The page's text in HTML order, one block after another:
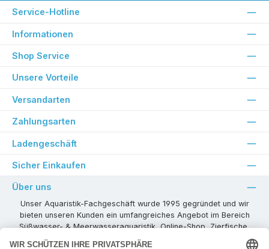
Service-Hotline
Informationen
Shop Service
Unsere Vorteile
Versandarten
Zahlungsarten
Ladengeschäft
Sicher Einkaufen
Über uns
Unser Aquaristik-Fachgeschäft wurde 1995 gegründet und wir
bieten unseren Kunden ein umfangreiches Angebot im Bereich
Süßwasser- & Meerwasseraquaristik, Online-Shop, Zierfische,
Pflanzen, Aquarienkombinationen, Technikzubehör usw. ! Als